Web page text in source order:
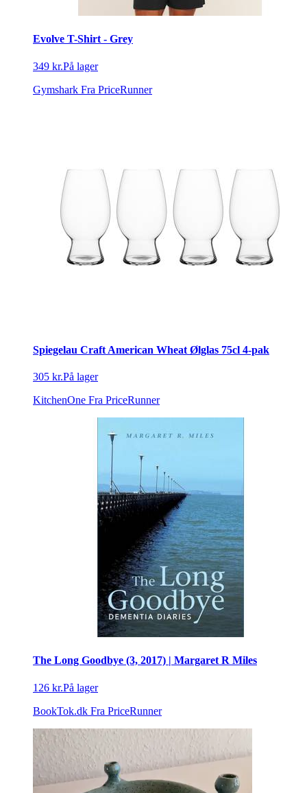
Evolve T-Shirt - Grey
349 kr.På lager
Gymshark Fra PriceRunner
Spiegelau Craft American Wheat Ølglas 75cl 4-pak
305 kr.På lager
KitchenOne Fra PriceRunner
The Long Goodbye (3, 2017) | Margaret R Miles
126 kr.På lager
BookTok.dk Fra PriceRunner